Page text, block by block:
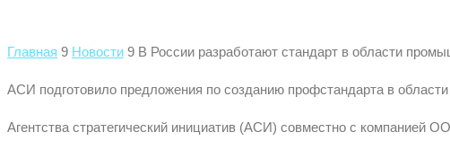
Главная 9 Новости 9 В России разработают стандарт в области
АСИ подготовило предложения по созданию профстандарта в
Агентства стратегический инициатив (АСИ) совместно с